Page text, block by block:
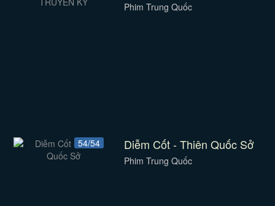
Phim Trung Quốc
54/54 Diễm Cốt - Thiên Quốc Sở
Phim Trung Quốc